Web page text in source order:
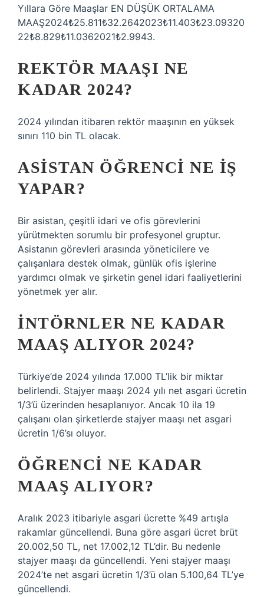
Yıllara Göre Maaşlar EN DÜŞÜK ORTALAMA
MAAŞ2024₺25.811₺32.2642023₺11.403₺23.09320
22₺8.829₺11.0362021₺2.9943.
REKTÖR MAAŞI NE
KADAR 2024?
2024 yılından itibaren rektör maaşının en yüksek
sınırı 110 bin TL olacak.
ASISTAN ÖĞRENCI NE IŞ
YAPAR?
Bir asistan, çeşitli idari ve ofis görevlerini
yürütmekten sorumlu bir profesyonel gruptur.
Asistanın görevleri arasında yöneticilere ve
çalışanlara destek olmak, günlük ofis işlerine
yardımcı olmak ve şirketin genel idari faaliyetlerini
yönetmek yer alır.
İNTÖRNLER NE KADAR
MAAŞ ALIYOR 2024?
Türkiye’de 2024 yılında 17.000 TL’lik bir miktar
belirlendi. Stajyer maaşı 2024 yılı net asgari ücretin
1/3’ü üzerinden hesaplanıyor. Ancak 10 ila 19
çalışanı olan şirketlerde stajyer maaşı net asgari
ücretin 1/6’sı oluyor.
ÖĞRENCI NE KADAR
MAAŞ ALIYOR?
Aralık 2023 itibariyle asgari ücrette %49 artışla
rakamlar güncellendi. Buna göre asgari ücret brüt
20.002,50 TL, net 17.002,12 TL’dir. Bu nedenle
stajyer maaşı da güncellendi. Yeni stajyer maaşı
2024’te net asgari ücretin 1/3’ü olan 5.100,64 TL’ye
güncellendi.